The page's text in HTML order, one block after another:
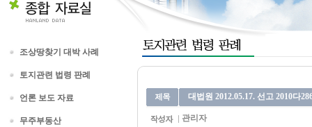
조상땅찾기 대박 사례
토지관련 법령 판례
언론 보도 자료
무주부동산
대법원 2012.05.17. 선고 2010다
관리자